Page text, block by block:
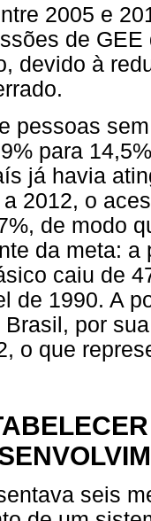
2005 e
de
devido à
pessoas
para
já havia
2012, o
de modo
da meta:
caiu de
de 1990. A
por
o que
seis